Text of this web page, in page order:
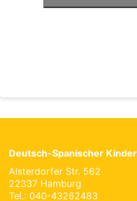
Deutsch-Spanischer
Alsterdorfer Str. 562
22337 Hamburg
Tel.: 040-43262483